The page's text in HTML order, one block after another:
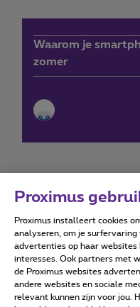
Waarom je
zomer
Alle rechten
Proximus
Proximus installeert cookies
analyseren, om je
advertenties op haar
interesses. Ook partners met
de Proximus websites
andere websites en sociale
relevant kunnen zijn voor jou.